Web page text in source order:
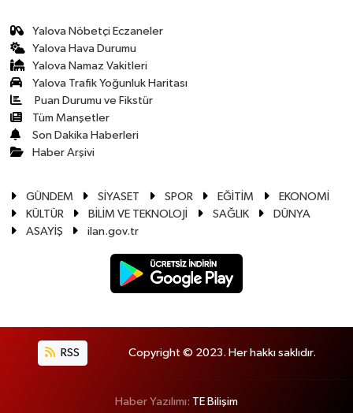
Yalova Nöbetçi Eczaneler
Yalova Hava Durumu
Yalova Namaz Vakitleri
Yalova Trafik Yoğunluk Haritası
Puan Durumu ve Fikstür
Tüm Manşetler
Son Dakika Haberleri
Haber Arşivi
GÜNDEM SİYASET SPOR EĞİTİM
EKONOMİ
KÜLTÜR
BİLİM VE TEKNOLOJİ SAĞLIK
DÜNYA
ASAYİŞ
ilan.gov.tr
RSS Copyright © 2023. Her hakkı saklıdır.
Haber Yazılımı: TE Bilişim